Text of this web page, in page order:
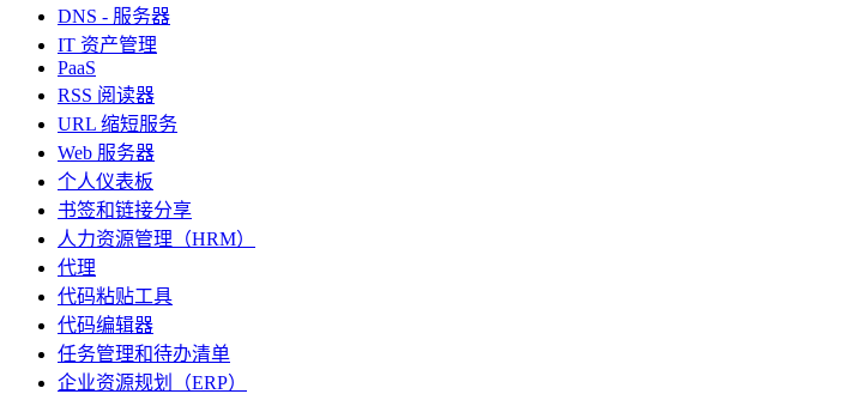
DNS - 服务器
IT 资产管理
PaaS
RSS 阅读器
URL 缩短服务
Web 服务器
个人仪表板
书签和链接分享
人力资源管理（HRM）
代理
代码粘贴工具
代码编辑器
任务管理和待办清单
企业资源规划（ERP）